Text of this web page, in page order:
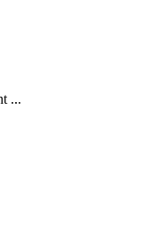
...